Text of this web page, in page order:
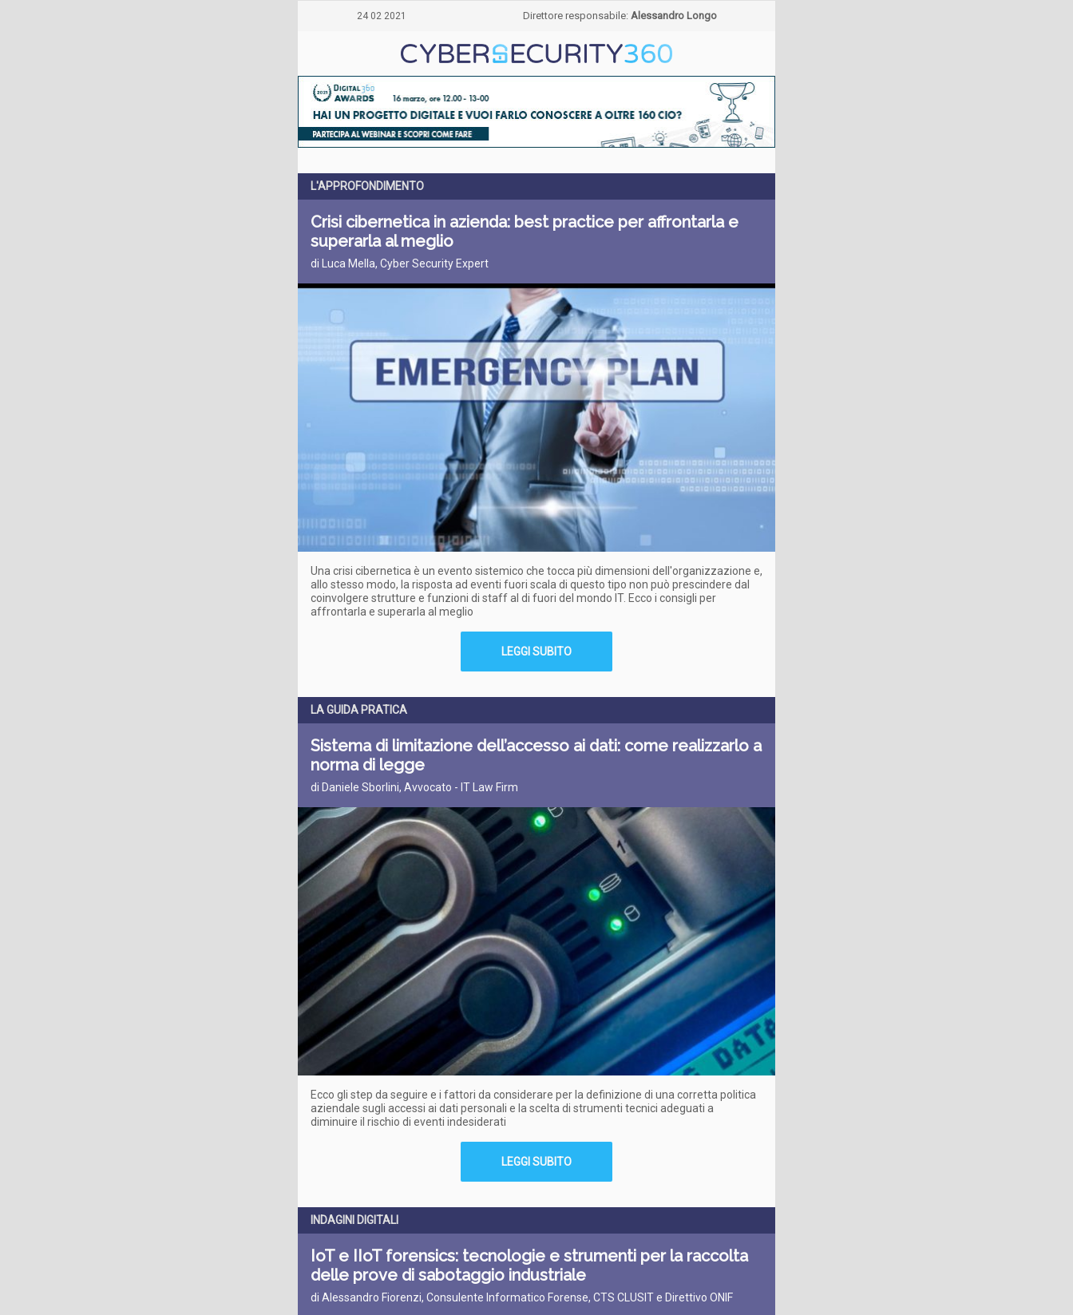
24 02 2021 Direttore responsabile: Alessandro Longo
L'APPROFONDIMENTO
Crisi cibernetica in azienda: best practice per affrontarla e
superarla al meglio
di Luca Mella, Cyber Security Expert
Una crisi cibernetica è un evento sistemico che tocca più dimensioni dell'organizzazione e,
allo stesso modo, la risposta ad eventi fuori scala di questo tipo non può prescindere dal
coinvolgere strutture e funzioni di staff al di fuori del mondo IT. Ecco i consigli per
affrontarla e superarla al meglio
LEGGI SUBITO
LA GUIDA PRATICA
Sistema di limitazione dell’accesso ai dati: come realizzarlo a
norma di legge
di Daniele Sborlini, Avvocato - IT Law Firm
Ecco gli step da seguire e i fattori da considerare per la definizione di una corretta politica
aziendale sugli accessi ai dati personali e la scelta di strumenti tecnici adeguati a
diminuire il rischio di eventi indesiderati
LEGGI SUBITO
INDAGINI DIGITALI
IoT e IIoT forensics: tecnologie e strumenti per la raccolta
delle prove di sabotaggio industriale
di Alessandro Fiorenzi, Consulente Informatico Forense, CTS CLUSIT e Direttivo ONIF